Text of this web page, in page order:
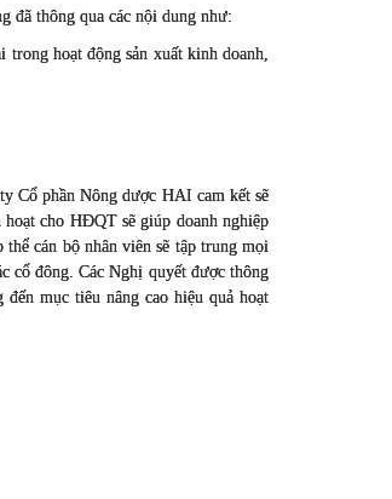
đã thông qua các nội dung như:
hoạt động sản xuất kinh doanh,
Cổ phần Nông dược HAI cam kết sẽ
cho HĐQT sẽ giúp doanh nghiệp
cán bộ nhân viên sẽ tập trung mọi
cổ đông. Các Nghị quyết được thông
mục tiêu nâng cao hiệu quả hoạt